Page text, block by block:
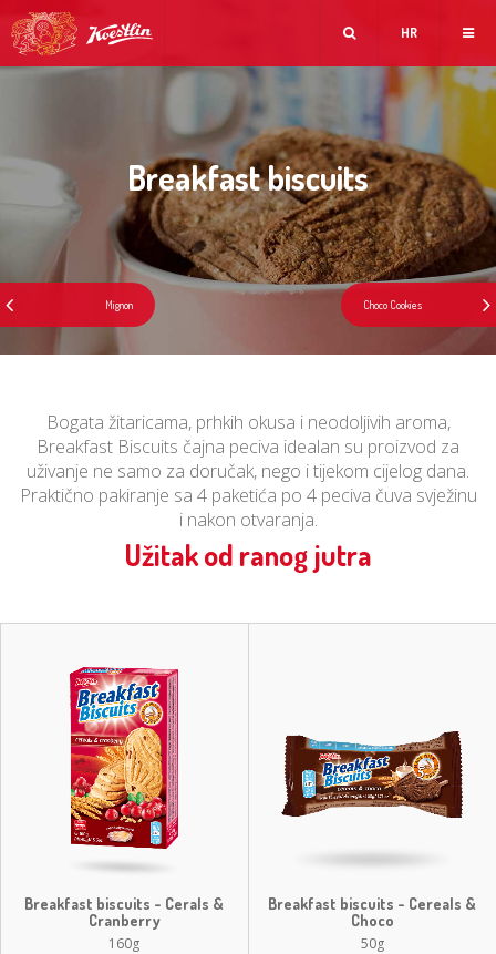
HR
Breakfast biscuits
Bogata žitaricama, prhkih okusa i neodoljivih aroma,
Breakfast Biscuits čajna peciva idealan su proizvod za
uživanje ne samo za doručak, nego i tijekom cijelog dana.
Praktično pakiranje sa 4 paketića po 4 peciva čuva svježinu
i nakon otvaranja.
Užitak od ranog jutra
Breakfast biscuits - Cerals &
Cranberry
160g
Breakfast biscuits - Cereals &
Choco
50g